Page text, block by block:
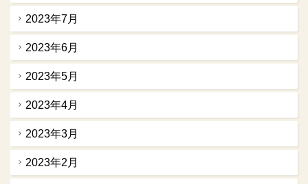
2023年7月
2023年6月
2023年5月
2023年4月
2023年3月
2023年2月